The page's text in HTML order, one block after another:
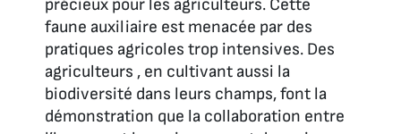
précieux pour les agriculteurs. Cette
faune auxiliaire est menacée par des
pratiques agricoles trop intensives. Des
agriculteurs , en cultivant aussi la
biodiversité dans leurs champs, font la
démonstration que la collaboration entre